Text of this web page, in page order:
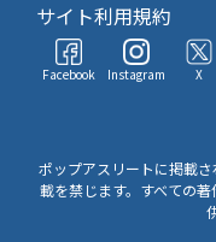
サイト利用規約
Facebook Instagram X
ポップアスリートに掲載
載を禁じます。すべての